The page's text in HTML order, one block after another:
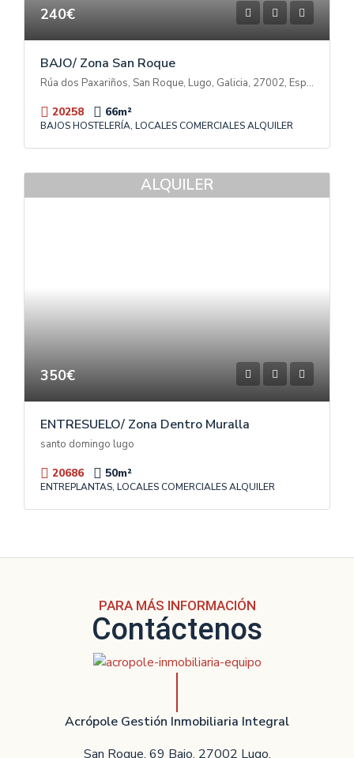
240€
BAJO/ Zona San Roque
Rúa dos Paxariños, San Roque, Lugo, Galicia, 27002, España
20258 66m²
BAJOS HOSTELERÍA, LOCALES COMERCIALES ALQUILER
ALQUILER
350€
ENTRESUELO/ Zona Dentro Muralla
santo domingo lugo
20686 50m²
ENTREPLANTAS, LOCALES COMERCIALES ALQUILER
PARA MÁS INFORMACIÓN
Contáctenos
Acrópole Gestión Inmobiliaria Integral
San Roque, 69 Bajo. 27002 Lugo.